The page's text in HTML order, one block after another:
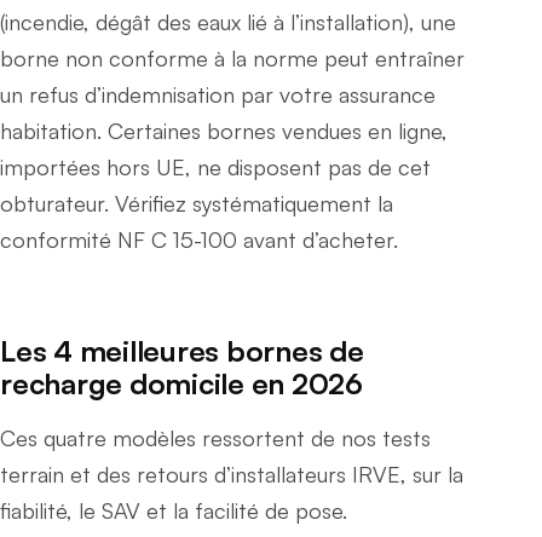
(incendie, dégât des eaux lié à l’installation), une
borne non conforme à la norme peut entraîner
un refus d’indemnisation par votre assurance
habitation. Certaines bornes vendues en ligne,
importées hors UE, ne disposent pas de cet
obturateur. Vérifiez systématiquement la
conformité NF C 15-100 avant d’acheter.
Les 4 meilleures bornes de
recharge domicile en 2026
Ces quatre modèles ressortent de nos tests
terrain et des retours d’installateurs IRVE, sur la
fiabilité, le SAV et la facilité de pose.